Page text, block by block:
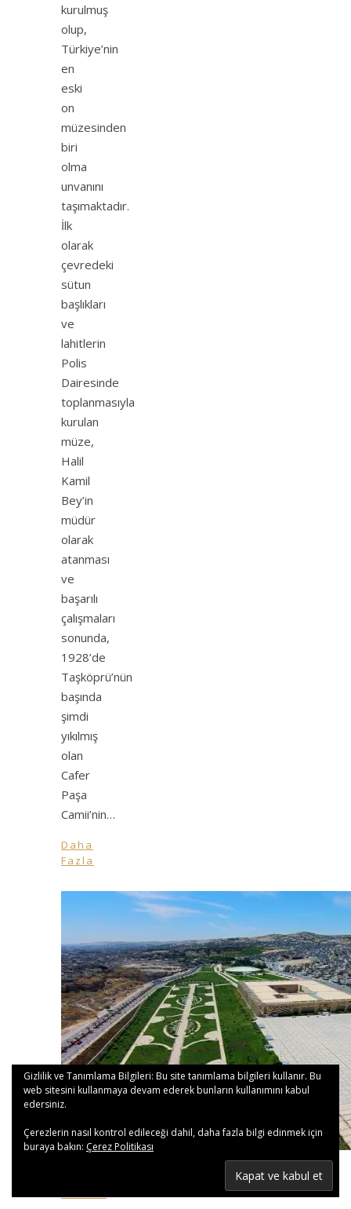
kurulmuş
olup,
Türkiye’nin
en
eski
on
müzesinden
biri
olma
unvanını
taşımaktadır.
İlk
olarak
çevredeki
sütun
başlıkları
ve
lahitlerin
Polis
Dairesinde
toplanmasıyla
kurulan
müze,
Halil
Kamil
Bey’in
müdür
olarak
atanması
ve
başarılı
çalışmaları
sonunda,
1928’de
Taşköprü’nün
başında
şimdi
yıkılmış
olan
Cafer
Paşa
Camii’nin…
Daha
Fazla
Gizlilik ve Tanımlama Bilgileri: Bu site tanımlama bilgileri kullanır. Bu
web sitesini kullanmaya devam ederek bunların kullanımını kabul
edersiniz.
Çerezlerin nasıl kontrol edileceği dahil, daha fazla bilgi edinmek için
buraya bakın: Çerez Politikası